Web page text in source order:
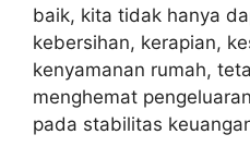
baik, kita tidak hanya
kebersihan, kerapian,
kenyamanan rumah,
menghemat
pada stabilitas